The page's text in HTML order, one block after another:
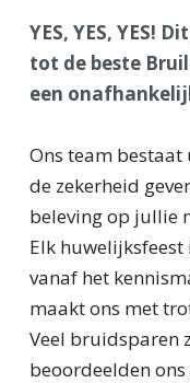
YES, YES, YES!
tot de beste
een
Ons team
de zekerheid
beleving op jullie
Elk
vanaf het
maakt ons met
Veel bruidsparen
beoordeelden